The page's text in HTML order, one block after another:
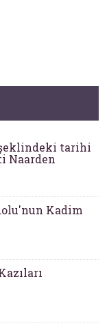
şeklindeki tarihi
Naarden
Kadim